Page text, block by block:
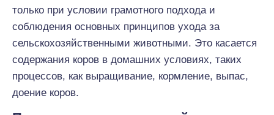
только при условии грамотного подхода и
соблюдения основных принципов ухода за
сельскохозяйственными животными. Это касается
содержания коров в домашних условиях, таких
процессов, как выращивание, кормление, выпас,
доение коров.